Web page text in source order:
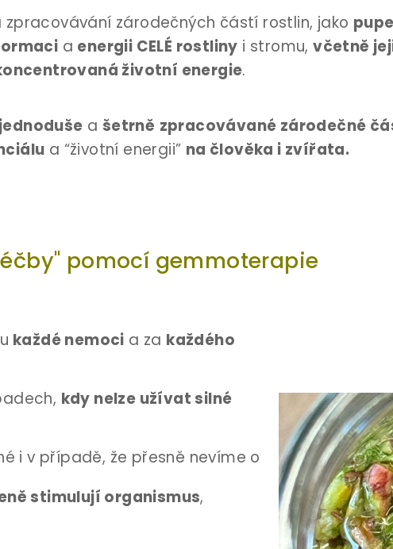
zpracovávání zárodečných částí rostlin, jako
a energii CELÉ rostliny i stromu,včetně
životní energie.
jednoduše a šetrně zpracovávané zárodečné
a “životní energii” na člověka i zvířata.
pomocí gemmoterapie
každé nemoci a za každého
kdy nelze užívat silné
i v případě, že přesně nevíme o
stimulují organismus,